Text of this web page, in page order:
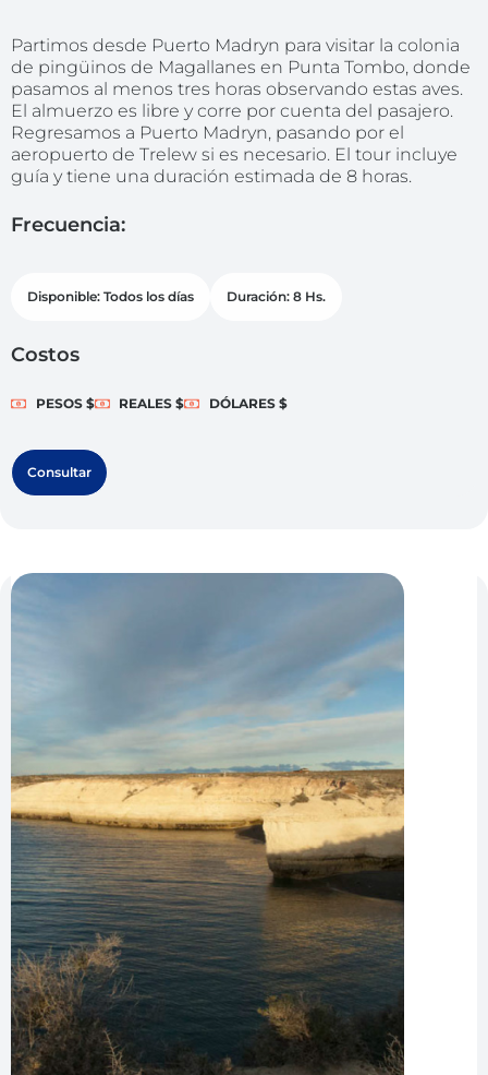
Partimos desde Puerto Madryn para visitar la colonia
de pingüinos de Magallanes en Punta Tombo, donde
pasamos al menos tres horas observando estas aves.
El almuerzo es libre y corre por cuenta del pasajero.
Regresamos a Puerto Madryn, pasando por el
aeropuerto de Trelew si es necesario. El tour incluye
guía y tiene una duración estimada de 8 horas.
Frecuencia:
Disponible: Todos los días Duración: 8 Hs.
Costos
PESOS $ REALES $ DÓLARES $
Consultar